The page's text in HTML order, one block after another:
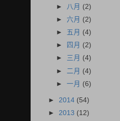
► 八月 (2)
►六月 (2)
► 五月 (4)
►
四月 (2)
► 三月 (4)
►
二月 (4)
►一月 (6)
► 2014 (54)
► 2013 (12)